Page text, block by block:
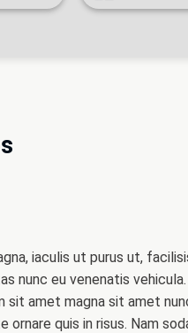
iaculis ut purus ut,
nunc eu venenatis vehicula.
sit amet magna sit amet
ornare quis in risus. Nam